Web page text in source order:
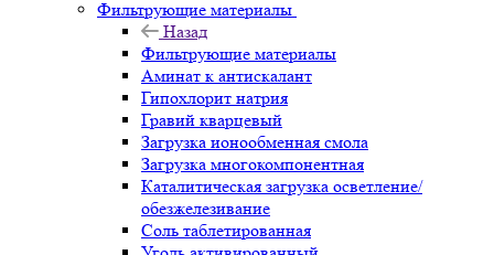
Фильтрующие материалы
Назад
Фильтрующие материалы
Аминат к антискалант
Гипохлорит натрия
Гравий кварцевый
Загрузка ионообменная смола
Загрузка многокомпонентная
Каталитическая загрузка осветление/
обезжелезивание
Соль таблетированная